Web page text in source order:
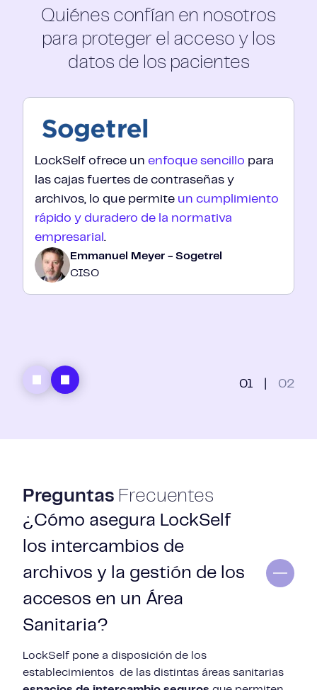
Quiénes confían en nosotros
para proteger el acceso y los
datos de los pacientes
LockSelf ofrece un enfoque sencillo para
las cajas fuertes de contraseñas y
archivos, lo que permite un cumplimiento
rápido y duradero de la normativa
empresarial .
Emmanuel Meyer - Sogetrel
CISO
01 02
Preguntas Frecuentes
¿Cómo asegura LockSelf
los intercambios de
archivos y la gestión de los
accesos en un Área
Sanitaria?
LockSelf pone a disposición de los
establecimientos de las distintas áreas sanitarias